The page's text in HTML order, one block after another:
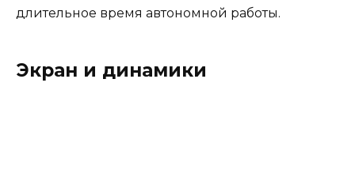
длительное время автономной работы.
Экран и динамики